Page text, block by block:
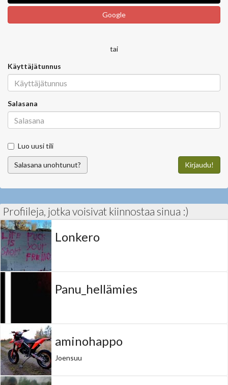
Google
tai
Käyttäjätunnus
Salasana
Luo uusi tili
Salasana unohtunut? Kirjaudu!
Profiileja, jotka voisivat kiinnostaa sinua :)
Lonkero
Panu_hellämies
aminohappo
Joensuu